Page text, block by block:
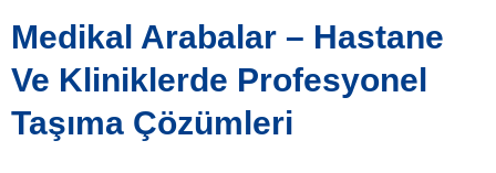
Medikal Arabalar – Hastane
Ve Kliniklerde Profesyonel
Taşıma Çözümleri